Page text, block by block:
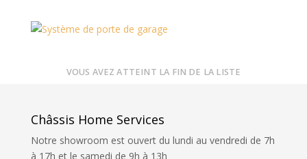
VOUS AVEZ ATTEINT LA FIN DE LA LISTE
Châssis Home Services
Notre showroom est ouvert du lundi au vendredi de 7h
à 17h et le samedi de 9h à 13h